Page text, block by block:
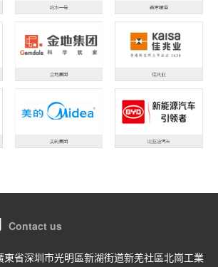
Contact us
省深圳市光明區新湖街道新羌社區北崗工業